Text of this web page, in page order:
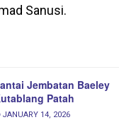
Sanusi.
Jembatan Baeley
Patah
JANUARY 14, 2026